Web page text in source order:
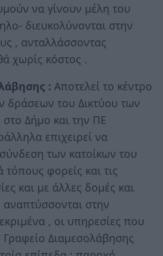
να γίνουν μέλη του
διευκολύνονται στην
, ανταλλάσσοντας
χωρίς κόστος .
: Αποτελεί το κέντρο
του Δικτύου των
Δήμο και την ΠΕ
επιχειρεί να
των κατοίκων του
φορείς και τις
και με άλλες δομές και
στην
, οι υπηρεσίες που
Διαμεσολάβησης